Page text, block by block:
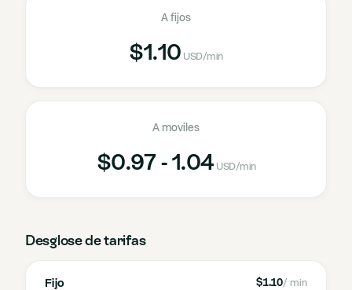
A fijos
$1.10 USD/min
A moviles
$0.97 - 1.04 USD/min
Desglose de tarifas
Fijo $1.10/ min